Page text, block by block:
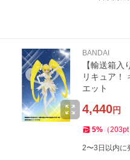
BANDAI
【輸送箱
リキュア！
エット
4,440円
5% （203pt
2〜3日以内に